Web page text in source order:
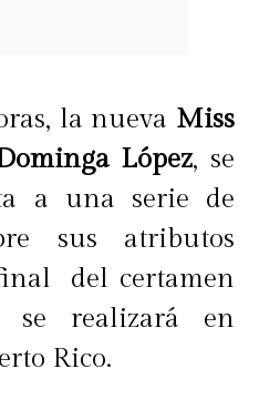
la nueva Miss
López, se
a una serie de
sus atributos
del certamen
se realizará en
Rico.